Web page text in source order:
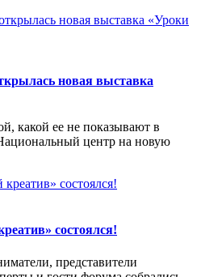
новая выставка
какой ее не показывают в
центр на новую
состоялся!
представители